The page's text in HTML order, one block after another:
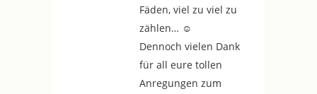
Fäden, viel zu viel zu
zählen… ☺
Dennoch vielen Dank
für all eure tollen
Anregungen zum